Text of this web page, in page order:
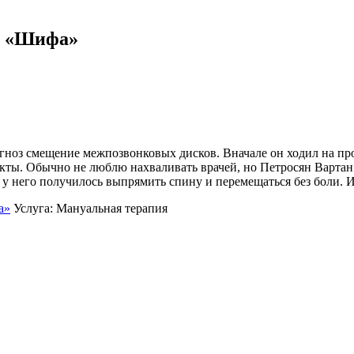
«Шифа»
смещение межпозвонковых дисков. Вначале он ходил на
Обычно не люблю нахваливать врачей, но Петросян
него получилось выпрямить спину и перемещаться без
Услуга: Мануальная терапия